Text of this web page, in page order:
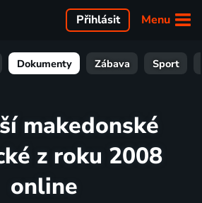
Menu
Přihlásit
Dokumenty Zábava Sport
makedonské
z roku 2008
online